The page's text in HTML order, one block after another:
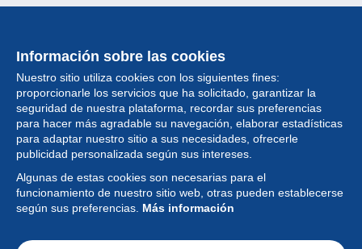
Información sobre las cookies
Nuestro sitio utiliza cookies con los siguientes fines:
proporcionarle los servicios que ha solicitado, garantizar la
seguridad de nuestra plataforma, recordar sus preferencias
para hacer más agradable su navegación, elaborar estadísticas
para adaptar nuestro sitio a sus necesidades, ofrecerle
publicidad personalizada según sus intereses.
Algunas de estas cookies son necesarias para el
funcionamiento de nuestro sitio web, otras pueden establecerse
según sus preferencias. Más información
Colección
Noticias
Funcionalidad